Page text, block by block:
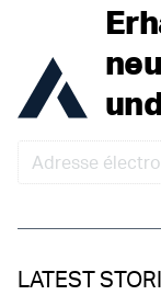
LATEST